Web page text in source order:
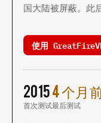
国大陆被屏蔽。此
使用
2015
首次测试
4 个月
最后测试